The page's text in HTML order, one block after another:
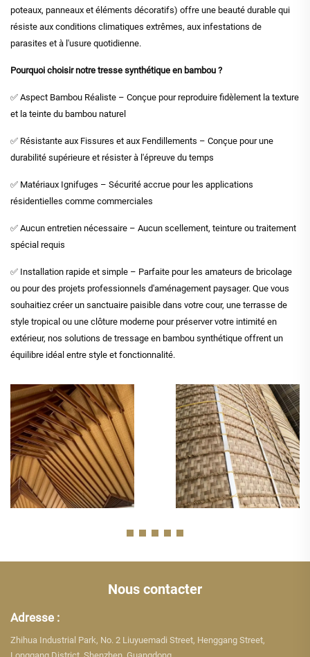
poteaux, panneaux et éléments décoratifs) offre une beauté durable qui
résiste aux conditions climatiques extrêmes, aux infestations de
parasites et à l'usure quotidienne.
Pourquoi choisir notre tresse synthétique en bambou ?
✅ Aspect Bambou Réaliste – Conçue pour reproduire fidèlement la texture
et la teinte du bambou naturel
✅ Résistante aux Fissures et aux Fendillements – Conçue pour une
durabilité supérieure et résister à l'épreuve du temps
✅ Matériaux Ignifuges – Sécurité accrue pour les applications
résidentielles comme commerciales
✅ Aucun entretien nécessaire – Aucun scellement, teinture ou traitement
spécial requis
✅ Installation rapide et simple – Parfaite pour les amateurs de bricolage
ou pour des projets professionnels d'aménagement paysager. Que vous
souhaitiez créer un sanctuaire paisible dans votre cour, une terrasse de
style tropical ou une clôture moderne pour préserver votre intimité en
extérieur, nos solutions de tressage en bambou synthétique offrent un
équilibre idéal entre style et fonctionnalité.
Nous contacter
Adresse :
Zhihua Industrial Park, No. 2 Liuyuemadi Street, Henggang Street,